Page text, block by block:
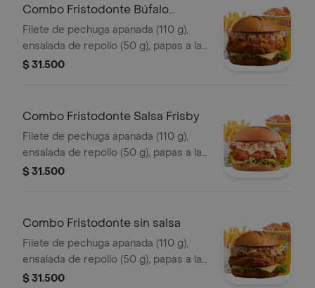
Combo Fristodonte Búfalo
Sriracha
Filete de pechuga apanada (110 g),
ensalada de repollo (50 g), papas a la
francesa mediana (60 g) y gaseosa
$ 31.500
Combo Fristodonte Salsa Frisby
Filete de pechuga apanada (110 g),
ensalada de repollo (50 g), papas a la
francesa mediana (60 g) y gaseosa
$ 31.500
Combo Fristodonte sin salsa
Filete de pechuga apanada (110 g),
ensalada de repollo (50 g), papas a la
francesa mediana (60 g) y gaseosa
$ 31.500